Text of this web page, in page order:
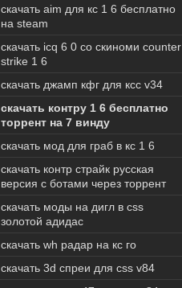
скачать aim для кс 1 6 бесплатно
на steam
скачать icq 6 0 со скиноми counter
strike 1 6
скачать джамп кфг для ксс v34
скачать контру 1 6 бесплатно
торрент на 7 винду
скачать мод для граб в кс 1 6
скачать контр страйк русская
версия с ботами через торрент
скачать моды на дигл в css
золотой адидас
скачать wh радар на кс го
скачать 3d спреи для css v84